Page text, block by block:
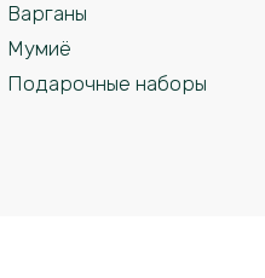
Варганы
Мумиё
Подарочные наборы